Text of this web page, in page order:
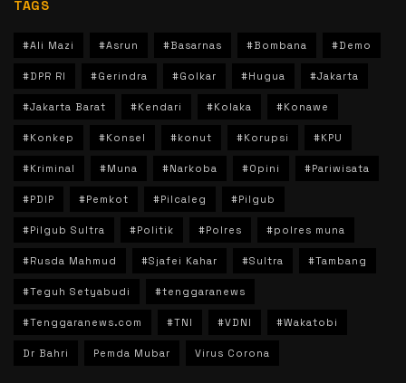
TAGS
#Ali Mazi #Asrun #Basarnas #Bombana #Demo
#DPR RI #Gerindra #Golkar #Hugua #Jakarta
#Jakarta Barat #Kendari #Kolaka #Konawe
#Konkep #Konsel #konut #Korupsi #KPU
#Kriminal #Muna #Narkoba #Opini #Pariwisata
#PDIP #Pemkot #Pilcaleg #Pilgub
#Pilgub Sultra #Politik #Polres #polres muna
#Rusda Mahmud #Sjafei Kahar #Sultra #Tambang
#Teguh Setyabudi #tenggaranews
#Tenggaranews.com #TNI #VDNI #Wakatobi
Dr Bahri Pemda Mubar Virus Corona